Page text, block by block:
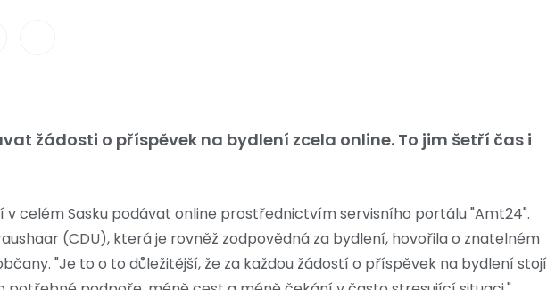
žádosti o příspěvek na bydlení zcela online. To jim šetří čas i
celém Sasku podávat online prostřednictvím servisního portálu "Amt24".
(CDU), která je rovněž zodpovědná za bydlení, hovořila o znatelném
"Je to o to důležitější, že za každou žádostí o příspěvek na bydlení stojí